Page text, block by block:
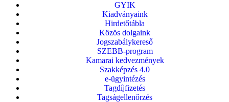
GYIK
Kiadványaink
Hirdetőtábla
Közös dolgaink
Jogszabálykereső
SZEBB-program
Kamarai kedvezmények
Szakképzés 4.0
e-ügyintézés
Tagdíjfizetés
Tagságellenőrzés